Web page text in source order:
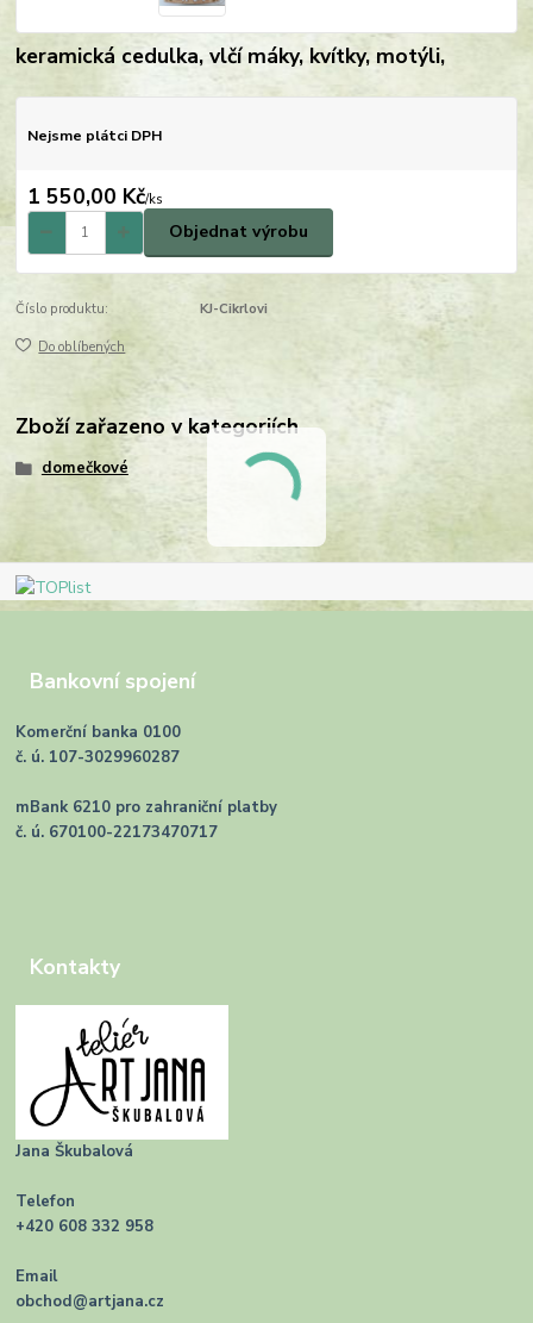
keramická cedulka, vlčí máky, kvítky, motýli,
Nejsme plátci DPH
1 550,00 Kč/ks
Objednat výrobu
Číslo produktu: KJ-Cikrlovi
Do oblíbených
Zboží zařazeno v kategoriích
domečkové
Bankovní spojení
Komerční banka 0100
č. ú. 107-3029960287
mBank 6210 pro zahraniční platby
č. ú. 670100-22173470717
Kontakty
Jana Škubalová
Telefon
+420 608 332 958
Email
obchod@artjana.cz